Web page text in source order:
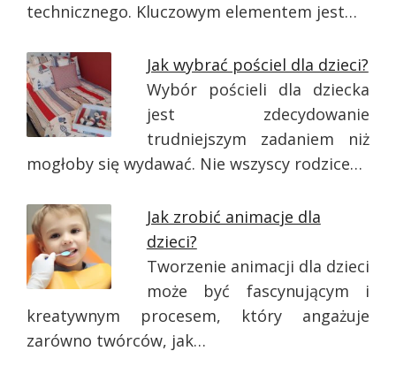
technicznego. Kluczowym elementem jest…
Jak wybrać pościel dla dzieci?
Wybór pościeli dla dziecka
jest zdecydowanie
trudniejszym zadaniem niż
mogłoby się wydawać. Nie wszyscy rodzice…
Jak zrobić animacje dla
dzieci?
Tworzenie animacji dla dzieci
może być fascynującym i
kreatywnym procesem, który angażuje
zarówno twórców, jak…